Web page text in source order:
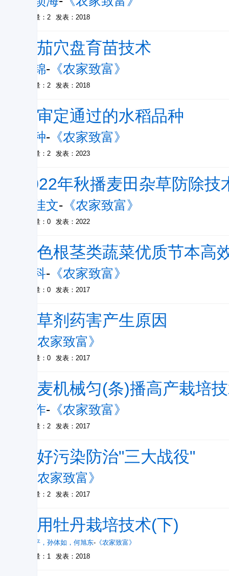
被引量：2 发表：2018
番茄穴盘育苗技术
孙锦- 《农家致富》
被引量：2 发表：2018
新审定通过的水稻品种
苏种- 《农家致富》
被引量：2 发表：2023
2022年秋播麦田杂草防除技
吴佳文- 《农家致富》
被引量：0 发表：2022
特色根茎类蔬菜优质节本高
苏科- 《农家致富》
被引量：0 发表：2017
除草剂药害产生原因
《农家致富》
被引量：0 发表：2017
小麦机械匀(条)播高产栽培
苏作- 《农家致富》
被引量：2 发表：2017
打好污染防治"三大战役"
《农家致富》
被引量：2 发表：2017
油用牡丹栽培技术(下)
蒋泽平 ， 孙体如 ， 何旭东- 《农家致富》
被引量：1
发表：2018